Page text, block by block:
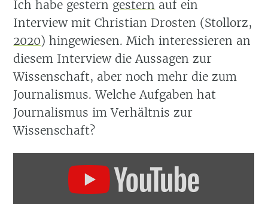
Ich habe gestern gestern auf ein
Interview mit Christian Drosten (Stollorz,
2020) hingewiesen. Mich interessieren an
diesem Interview die Aussagen zur
Wissenschaft, aber noch mehr die zum
Journalismus. Welche Aufgaben hat
Journalismus im Verhältnis zur
Wissenschaft?